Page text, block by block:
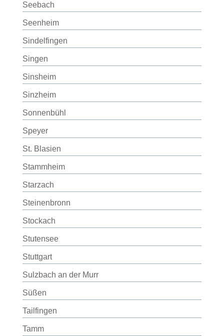
Seebach
Seenheim
Sindelfingen
Singen
Sinsheim
Sinzheim
Sonnenbühl
Speyer
St. Blasien
Stammheim
Starzach
Steinenbronn
Stockach
Stutensee
Stuttgart
Sulzbach an der Murr
Süßen
Tailfingen
Tamm